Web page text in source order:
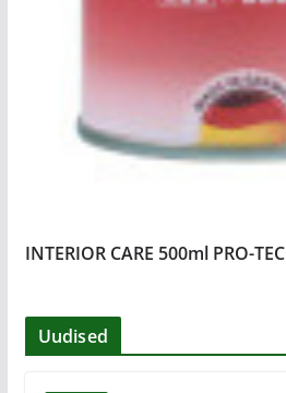
INTERIOR CARE 500ml PRO-TEC
Uudised